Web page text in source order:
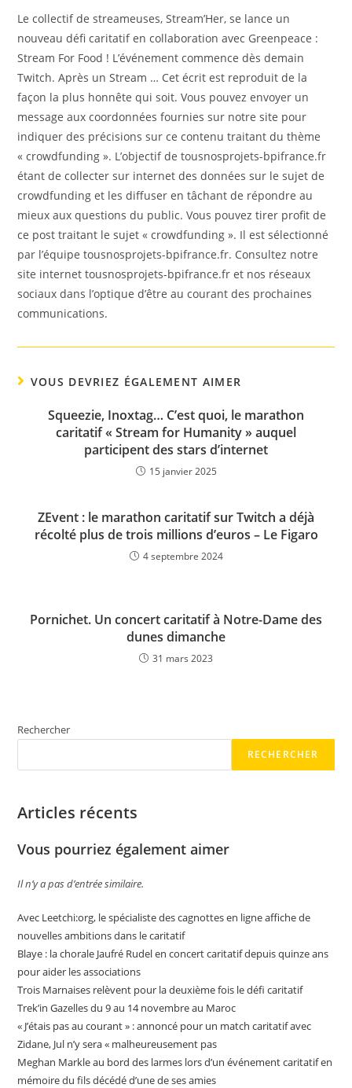
Le collectif de streameuses, Stream’Her, se lance un
nouveau défi caritatif en collaboration avec Greenpeace :
Stream For Food ! L’événement commence dès demain
Twitch. Après un Stream … Cet écrit est reproduit de la
façon la plus honnête qui soit. Vous pouvez envoyer un
message aux coordonnées fournies sur notre site pour
indiquer des précisions sur ce contenu traitant du thème
« crowdfunding ». L’objectif de tousnosprojets-bpifrance.fr
étant de collecter sur internet des données sur le sujet de
crowdfunding et les diffuser en tâchant de répondre au
mieux aux questions du public. Vous pouvez tirer profit de
ce post traitant le sujet « crowdfunding ». Il est sélectionné
par l’équipe tousnosprojets-bpifrance.fr. Consultez notre
site internet tousnosprojets-bpifrance.fr et nos réseaux
sociaux dans l’optique d’être au courant des prochaines
communications.
VOUS DEVRIEZ ÉGALEMENT AIMER
Squeezie, Inoxtag… C’est quoi, le marathon
caritatif « Stream for Humanity » auquel
participent des stars d’internet
15 janvier 2025
ZEvent : le marathon caritatif sur Twitch a déjà
récolté plus de trois millions d’euros – Le Figaro
4 septembre 2024
Pornichet. Un concert caritatif à Notre-Dame des
dunes dimanche
31 mars 2023
Rechercher
RECHERCHER
Articles récents
Vous pourriez également aimer
Il n’y a pas d’entrée similaire.
Avec Leetchi:org, le spécialiste des cagnottes en ligne affiche de
nouvelles ambitions dans le caritatif
Blaye : la chorale Jaufré Rudel en concert caritatif depuis quinze ans
pour aider les associations
Trois Marnaises relèvent pour la deuxième fois le défi caritatif
Trek’in Gazelles du 9 au 14 novembre au Maroc
« J’étais pas au courant » : annoncé pour un match caritatif avec
Zidane, Jul n’y sera « malheureusement pas
Meghan Markle au bord des larmes lors d’un événement caritatif en
mémoire du fils décédé d’une de ses amies